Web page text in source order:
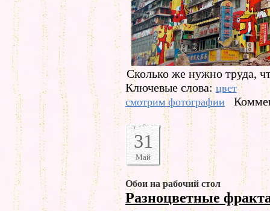
Сколько же нужно труда,
Ключевые слова:цвет
смотрим фотографии
31
Май
Обои на рабочий стол
Разноцветные